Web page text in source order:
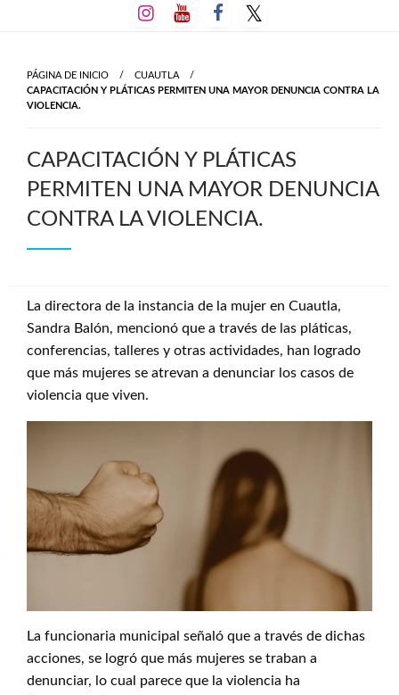
al
PÁGINA DE INICIO
CUAUTLA
CAPACITACIÓN Y PLÁTICAS PERMITEN UNA MAYOR DENUNCIA CONTRA LA
VIOLENCIA.
CAPACITACIÓN Y PLÁTICAS
PERMITEN UNA MAYOR DENUNCIA
CONTRA LA VIOLENCIA.
La directora de la instancia de la mujer en Cuautla,
Sandra Balón, mencionó que a través de las pláticas,
conferencias, talleres y otras actividades, han logrado
que más mujeres se atrevan a denunciar los casos de
violencia que viven.
La funcionaria municipal señaló que a través de dichas
acciones, se logró que más mujeres se traban a
denunciar, lo cual parece que la violencia ha